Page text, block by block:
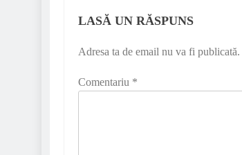
LASĂ UN RĂSPUNS
Adresa ta de email nu va fi publicată.
Comentariu *